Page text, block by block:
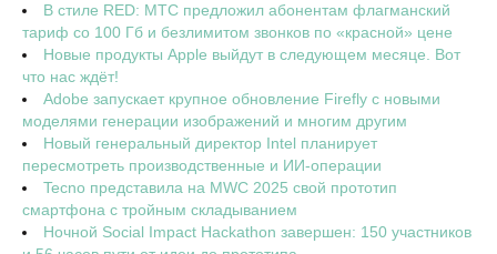
В стиле RED: МТС предложил абонентам флагманский
тариф со 100 Гб и безлимитом звонков по «красной» цене
Новые продукты Apple выйдут в следующем месяце. Вот
что нас ждёт!
Adobe запускает крупное обновление Firefly с новыми
моделями генерации изображений и многим другим
Новый генеральный директор Intel планирует
пересмотреть производственные и ИИ-операции
Tecno представила на MWC 2025 свой прототип
смартфона с тройным складыванием
Ночной Social Impact Hackathon завершен: 150 участников